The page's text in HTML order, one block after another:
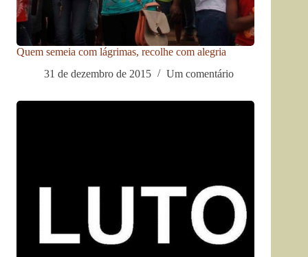
Quem semeia com lágrimas, recolhe com alegria
31 de dezembro de 2015
Um comentário